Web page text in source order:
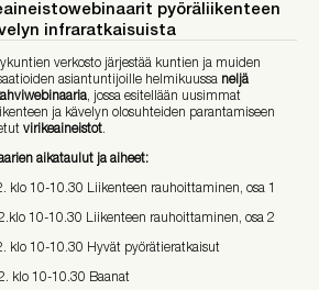
pyöräliikenteen
infraratkaisuista
verkosto järjestää kuntien ja muiden
asiantuntijoille helmikuussa neljä
, jossa esitellään uusimmat
ja kävelyn olosuhteiden parantamiseen
virikeaineistot.
aikataulut ja aiheet:
klo 10-10.30 Liikenteen rauhoittaminen, osa 1
10-10.30 Liikenteen rauhoittaminen, osa 2
klo 10-10.30 Hyvät pyörätieratkaisut
klo 10-10.30 Baanat